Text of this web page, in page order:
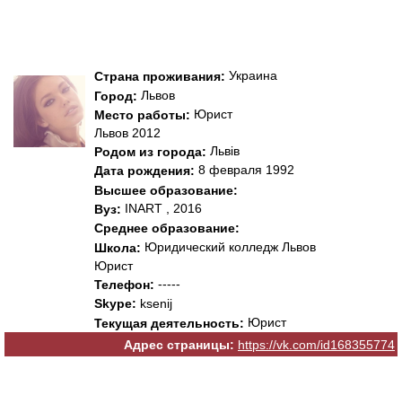
Страна проживания: Украина
Город: Львов
Место работы: Юрист
Львов 2012
Родом из города: Львів
Дата рождения: 8 февраля 1992
Высшее образование:
Вуз: INART , 2016
Среднее образование:
Школа: Юридический колледж Львов
Юрист
Телефон: -----
Skype: ksenij
Текущая деятельность: Юрист
Адрес страницы: https://vk.com/id168355774